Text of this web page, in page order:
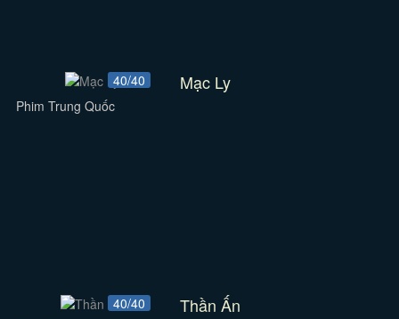
40/40 Mạc Ly
Phim Trung Quốc
40/40 Thần Ấn